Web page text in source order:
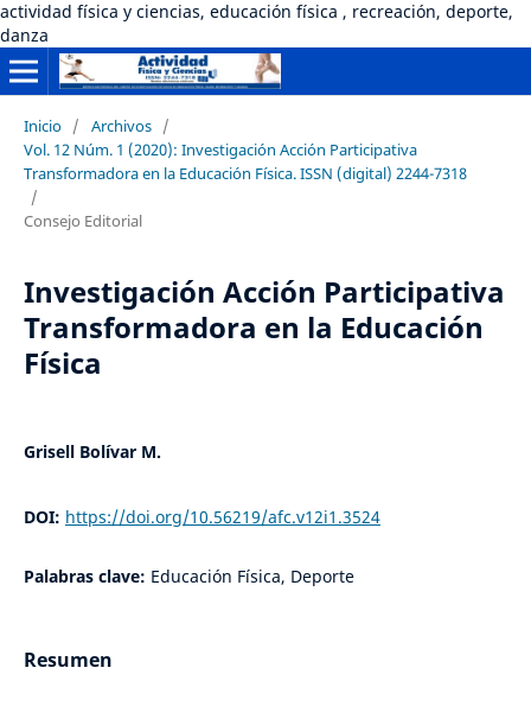
actividad física y ciencias, educación física , recreación, deporte,
danza
Inicio / Archivos /
Vol. 12 Núm. 1 (2020): Investigación Acción Participativa
Transformadora en la Educación Física. ISSN (digital) 2244-7318
/
Consejo Editorial
Investigación Acción Participativa
Transformadora en la Educación
Física
Grisell Bolívar M.
DOI: https://doi.org/10.56219/afc.v12i1.3524
Palabras clave: Educación Física, Deporte
Resumen